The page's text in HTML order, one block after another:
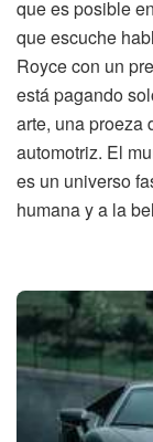
que es posible
que escuche
Royce con un
está pagando
arte, una proeza
automotriz. El
es un universo
humana y a la